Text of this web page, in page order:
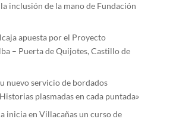
inclusión de la mano de Fundación
apuesta por el Proyecto
– Puerta de Quijotes, Castillo de
nuevo servicio de bordados
plasmadas en cada puntada»
inicia en Villacañas un curso de